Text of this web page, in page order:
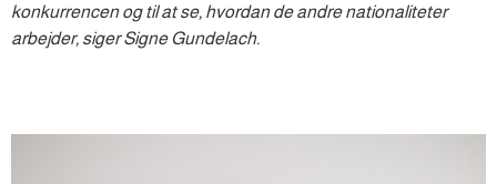
konkurrencen og til at se, hvordan de andre nationaliteter
arbejder, siger Signe Gundelach.